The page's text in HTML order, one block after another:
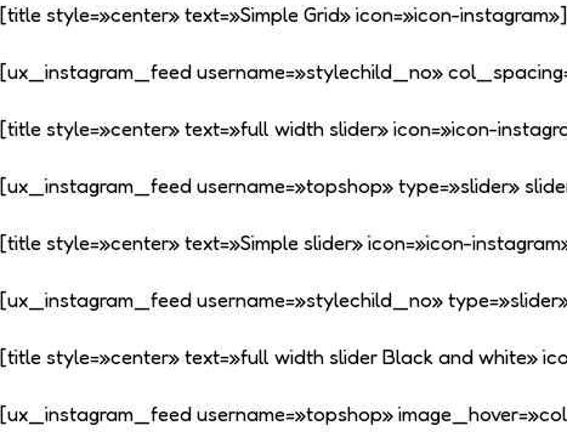
[title style=»center» text=»Simple Grid» icon=»icon-instagram»]
[ux_instagram_feed username=»stylechild_no»
[title style=»center» text=»full width slider» icon=»icon-
[ux_instagram_feed username=»topshop» type=»slider»
[title style=»center» text=»Simple slider» icon=»icon-
[ux_instagram_feed username=»stylechild_no»
[title style=»center» text=»full width slider Black and white»
[ux_instagram_feed username=»topshop»